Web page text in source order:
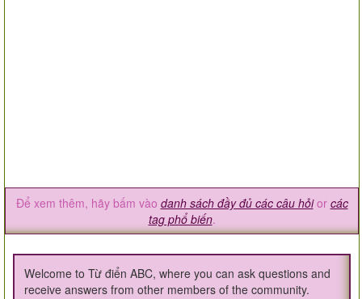
Để xem thêm, hãy bấm vào danh sách đầy đủ các câu hỏior các
tag phổ biến.
Welcome to Từ điển ABC, where you can ask questions and
receive answers from other members of the community.